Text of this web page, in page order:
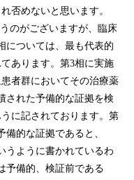
否めないと思います。
のがございますが、臨床
については、最も代表的
あります。第3相に実施
者群においてその治療薬
された予備的な証拠を検
に記されております。第
的な証拠であると、
うように書かれているわ
予備的、検証前である